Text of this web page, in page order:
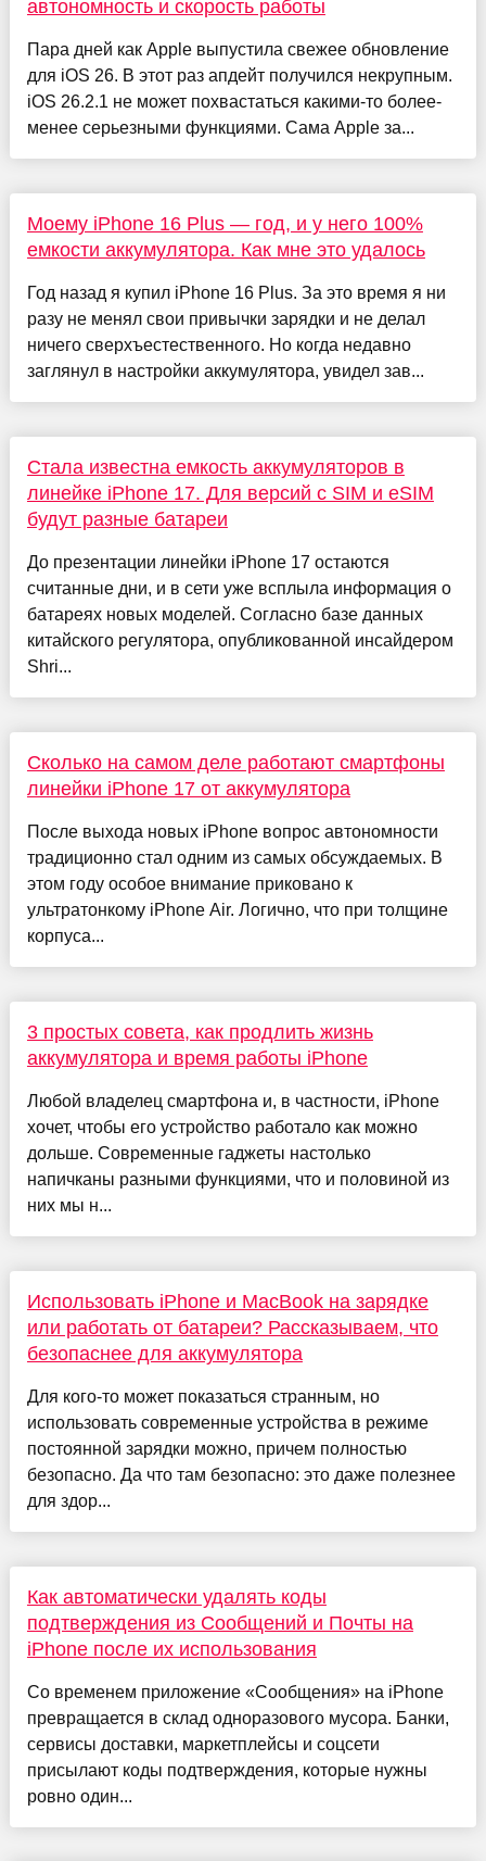
автономность и скорость работы
Пара дней как Apple выпустила свежее обновление
для iOS 26. В этот раз апдейт получился некрупным.
iOS 26.2.1 не может похвастаться какими-то более-
менее серьезными функциями. Сама Apple за...
Моему iPhone 16 Plus — год, и у него 100%
емкости аккумулятора. Как мне это удалось
Год назад я купил iPhone 16 Plus. За это время я ни
разу не менял свои привычки зарядки и не делал
ничего сверхъестественного. Но когда недавно
заглянул в настройки аккумулятора, увидел зав...
Стала известна емкость аккумуляторов в
линейке iPhone 17. Для версий с SIM и eSIM
будут разные батареи
До презентации линейки iPhone 17 остаются
считанные дни, и в сети уже всплыла информация о
батареях новых моделей. Согласно базе данных
китайского регулятора, опубликованной инсайдером
Shri...
Сколько на самом деле работают смартфоны
линейки iPhone 17 от аккумулятора
После выхода новых iPhone вопрос автономности
традиционно стал одним из самых обсуждаемых. В
этом году особое внимание приковано к
ультратонкому iPhone Air. Логично, что при толщине
корпуса...
3 простых совета, как продлить жизнь
аккумулятора и время работы iPhone
Любой владелец смартфона и, в частности, iPhone
хочет, чтобы его устройство работало как можно
дольше. Современные гаджеты настолько
напичканы разными функциями, что и половиной из
них мы н...
Использовать iPhone и MacBook на зарядке
или работать от батареи? Рассказываем, что
безопаснее для аккумулятора
Для кого-то может показаться странным, но
использовать современные устройства в режиме
постоянной зарядки можно, причем полностью
безопасно. Да что там безопасно: это даже полезнее
для здор...
Как автоматически удалять коды
подтверждения из Сообщений и Почты на
iPhone после их использования
Со временем приложение «Сообщения» на iPhone
превращается в склад одноразового мусора. Банки,
сервисы доставки, маркетплейсы и соцсети
присылают коды подтверждения, которые нужны
ровно один...